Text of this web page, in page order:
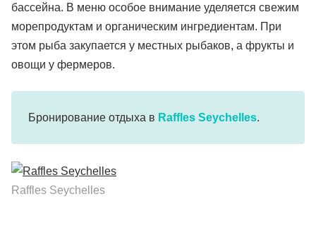
бассейна. В меню особое внимание уделяется свежим
морепродуктам и органическим ингредиентам. При
этом рыба закупается у местных рыбаков, а фрукты и
овощи у фермеров.
Бронирование отдыха в Raffles Seychelles.
Raffles Seychelles